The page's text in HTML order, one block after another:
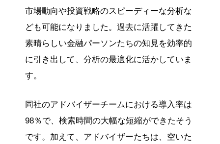
市場動向や投資戦略のスピーディーな分析な
ども可能になりました。過去に活躍してきた
素晴らしい金融パーソンたちの知見を効率的
に引き出して、分析の最適化に活かしていま
す。
同社のアドバイザーチームにおける導入率は
98％で、検索時間の大幅な短縮ができたそう
です。加えて、アドバイザーたちは、空いた